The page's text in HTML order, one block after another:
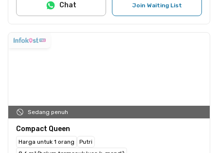
Join Waiting List
Chat
Sedang penuh
Compact Queen
Harga untuk 1 orang
Putri